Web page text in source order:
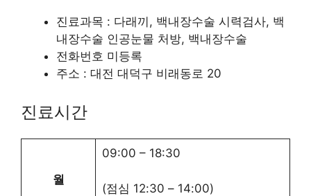
진료과목 : 다래끼, 백내장수술 시력검사, 백
내장수술 인공눈물 처방, 백내장수술
전화번호 미등록
주소 : 대전 대덕구 비래동로 20
진료시간
월
09:00 – 18:30
(점심 12:30 – 14:00)